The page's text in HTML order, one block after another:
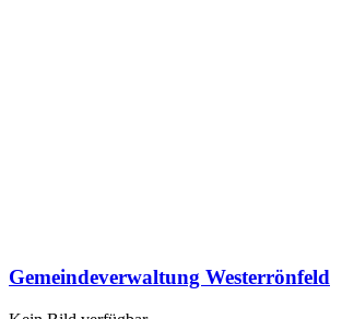
Gemeindeverwaltung Westerrönfeld